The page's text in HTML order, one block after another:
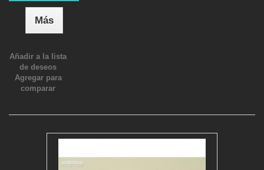
Más
Añadir a la lista
de deseos
Agregar para
comparar